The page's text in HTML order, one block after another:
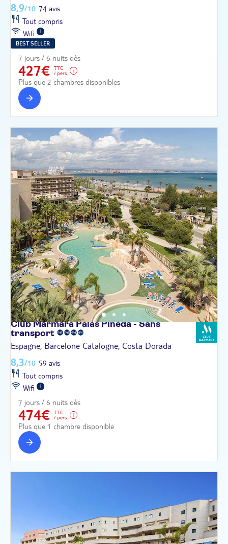
8,9/10 74 avis
Tout compris
Wifi
BEST SELLER
7 jours / 6 nuits dès
427€
TTC
/ pers.
Plus que 2 chambres disponibles
Club Marmara Palas Pineda - Sans
transport
Espagne, Barcelone Catalogne, Costa Dorada
8,3/10 59 avis
Tout compris
Wifi
7 jours / 6 nuits dès
474€
TTC
/ pers.
Plus que 1 chambre disponible